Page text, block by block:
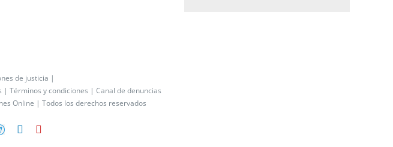
de justicia |
| Términos y condiciones | Canal de denuncias
Online | Todos los derechos reservados
LinkedIn